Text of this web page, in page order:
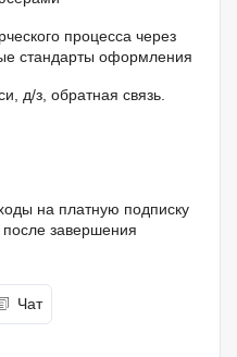
процесса через
стандарты оформления
д/з, обратная связь.
на платную подписку
завершения
Чат